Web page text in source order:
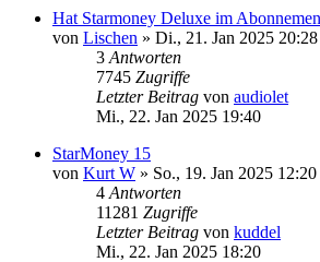
Hat Starmoney Deluxe im
von Lischen » Di., 21. Jan 2025 20:28
3 Antworten
7745 Zugriffe
Letzter Beitrag von audiolet
Mi., 22. Jan 2025 19:40
StarMoney 15
von Kurt W » So., 19. Jan 2025 12:20
4 Antworten
11281 Zugriffe
Letzter Beitrag von kuddel
Mi., 22. Jan 2025 18:20